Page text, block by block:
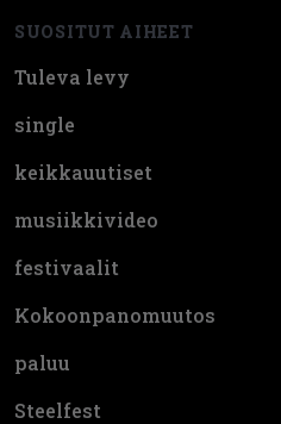
SUOSITUT AIHEET
Tuleva levy
single
keikkauutiset
musiikkivideo
festivaalit
Kokoonpanomuutos
paluu
Steelfest